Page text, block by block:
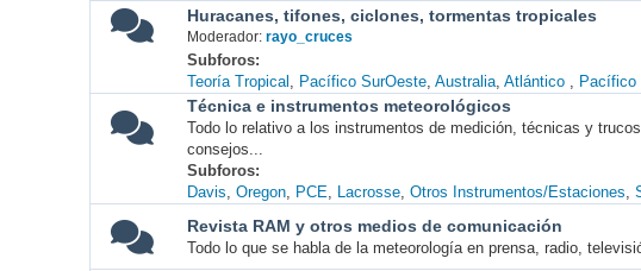
Huracanes, tifones, ciclones, tormentas tropicales
Moderador: rayo_cruces
Subforos
Teoría Tropical
Pacífico SurOeste Australia Atlántico Pacífico
Técnica e instrumentos meteorológicos
Todo lo relativo a los instrumentos de medición, técnicas y
consejos...
Subforos
Davis Oregon PCE Lacrosse Otros Instrumentos/Estaciones
Revista RAM y otros medios de comunicación
Todo lo que se habla de la meteorología en prensa, radio,